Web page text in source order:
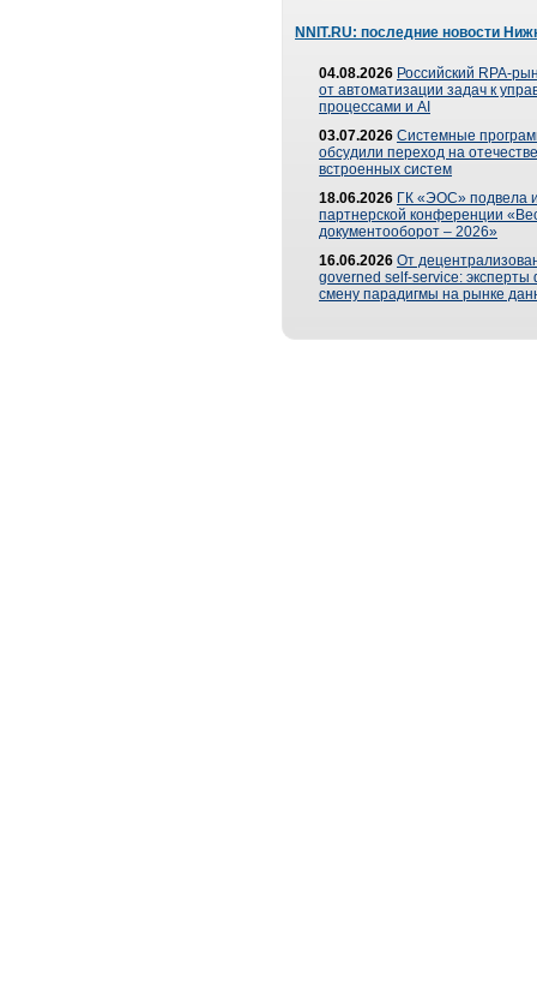
NNIT.RU: последние новости
04.08.2026 Российский RPA-
от автоматизации задач к
процессами и AI
03.07.2026 Системные
обсудили переход на
встроенных систем
18.06.2026 ГК «ЭОС» подвела
партнерской конференции
документооборот – 2026»
16.06.2026 От
governed self-service: эксперты
смену парадигмы на рынке